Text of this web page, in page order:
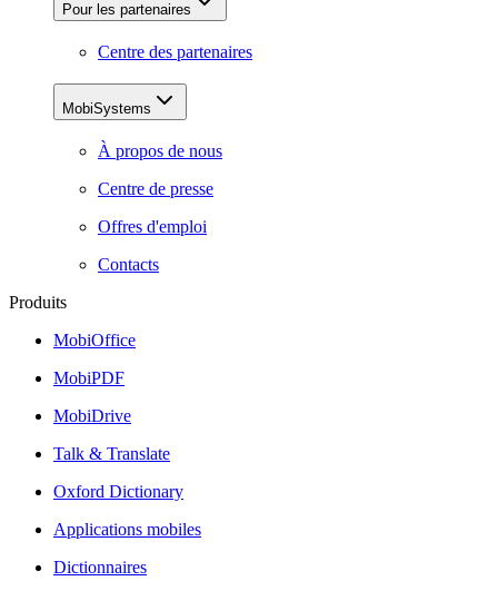
Pour les partenaires
Centre des partenaires
MobiSystems
À propos de nous
Centre de presse
Offres d'emploi
Contacts
Produits
MobiOffice
MobiPDF
MobiDrive
Talk & Translate
Oxford Dictionary
Applications mobiles
Dictionnaires